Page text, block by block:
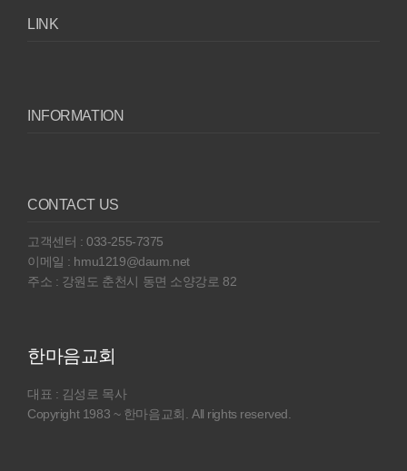
LINK
INFORMATION
CONTACT US
고객센터 : 033-255-7375
이메일 : hmu1219@daum.net
주소 : 강원도 춘천시 동면 소양강로 82
한마음교회
대표 : 김성로 목사
Copyright 1983 ~ 한마음교회. All rights reserved.